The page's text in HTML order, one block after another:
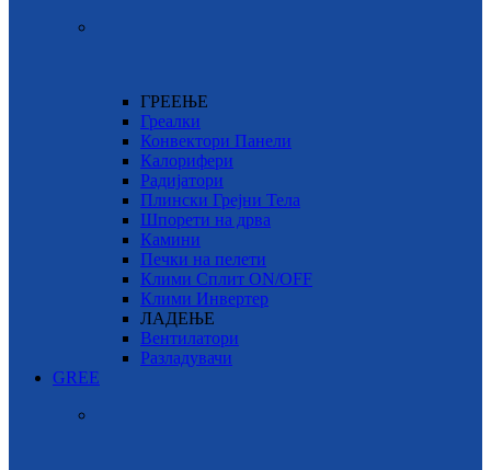
ГРЕЕЊЕ
Греалки
Конвектори Панели
Калорифери
Радијатори
Плински Грејни Тела
Шпорети на дрва
Камини
Печки на пелети
Клими Сплит ON/OFF
Клими Инвертер
ЛАДЕЊЕ
Вентилатори
Разладувачи
GREE